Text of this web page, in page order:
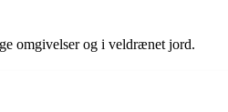
omgivelser og i veldrænet jord.